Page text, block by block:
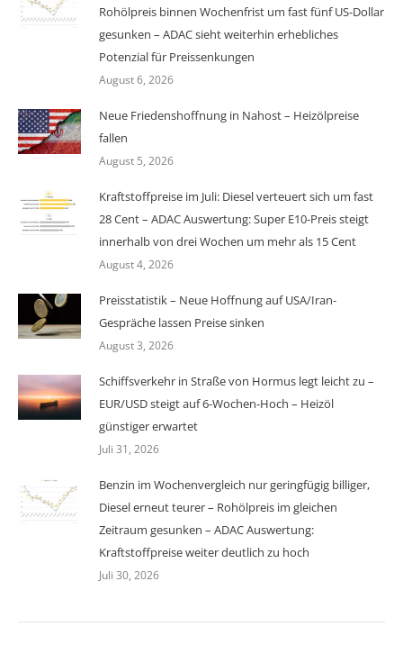
Rohölpreis binnen Wochenfrist um fast fünf US-Dollar
gesunken – ADAC sieht weiterhin erhebliches
Potenzial für Preissenkungen
August 6, 2026
Neue Friedenshoffnung in Nahost – Heizölpreise
fallen
August 5, 2026
Kraftstoffpreise im Juli: Diesel verteuert sich um fast
28 Cent – ADAC Auswertung: Super E10-Preis steigt
innerhalb von drei Wochen um mehr als 15 Cent
August 4, 2026
Preisstatistik – Neue Hoffnung auf USA/Iran-
Gespräche lassen Preise sinken
August 3, 2026
Schiffsverkehr in Straße von Hormus legt leicht zu –
EUR/USD steigt auf 6-Wochen-Hoch – Heizöl
günstiger erwartet
Juli 31, 2026
Benzin im Wochenvergleich nur geringfügig billiger,
Diesel erneut teurer – Rohölpreis im gleichen
Zeitraum gesunken – ADAC Auswertung:
Kraftstoffpreise weiter deutlich zu hoch
Juli 30, 2026